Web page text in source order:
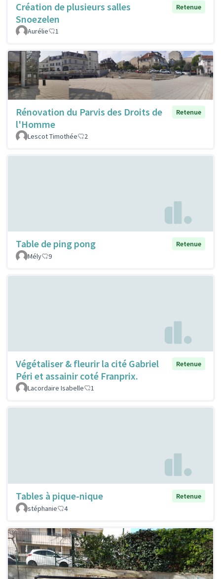
Création de plusieurs salles
Snoezelen
Retenue
Aurélie 1
Rénovation du Parvis des Droits de
l'Homme
Retenue
Lescot Timothée 2
Table de ping pong
Retenue
Mély
9
Végétaliser & fleurir la cité Gabriel
Péri et assainir coté Franprix.
Retenue
Lacordaire Isabelle 1
Tables à pique-nique
Retenue
stéphanie
4